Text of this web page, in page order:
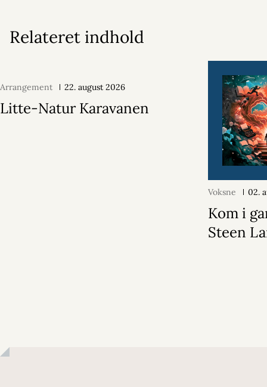
Relateret indhold
Arrangement 22. august 2026
Litte-Natur Karavanen
Voksne 02.
Kom i
Steen